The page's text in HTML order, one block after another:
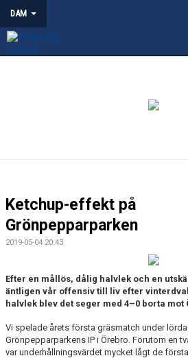
DAM
MATCHER
Ketchup-effekt på
Grönpepparparken
2019-05-04 20:43
Efter en mållös, dålig halvlek och en
äntligen vår offensiv till liv efter
halvlek blev det seger med 4–0 borta mot
Vi spelade årets första gräsmatch under
Grönpepparparkens IP i Örebro. Förutom en
var underhållningsvärdet mycket lågt de